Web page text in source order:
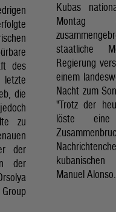
des
die
zu
der
der
Kubas
Montag
staatliche
Regierung
einem
Nacht zum
"Trotz der
löste eine
Manuel Alonso.